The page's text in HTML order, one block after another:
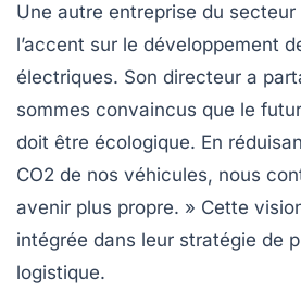
Une autre entreprise du
l’accent sur le développement
électriques. Son directeur a
sommes convaincus que le
doit être écologique. En
CO2 de nos véhicules, nous
avenir plus propre. » Cette
intégrée dans leur stratégie de
logistique.